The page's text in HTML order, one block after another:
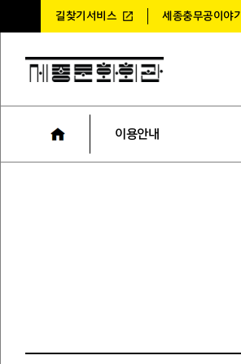
길찾기서비스 세종충무공이야기
이용안내